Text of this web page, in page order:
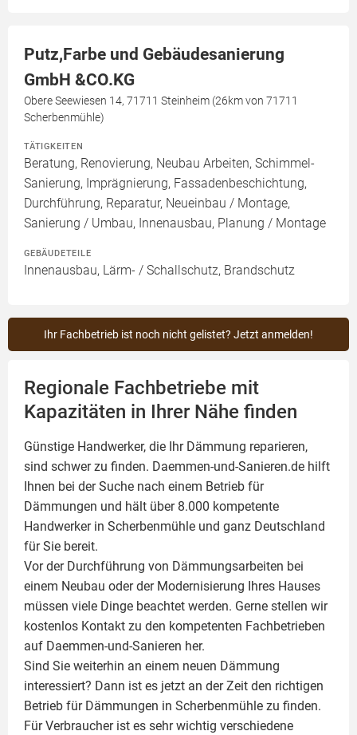
Putz,Farbe und Gebäudesanierung
GmbH &CO.KG
Obere Seewiesen 14, 71711 Steinheim (26km von 71711
Scherbenmühle)
TÄTIGKEITEN
Beratung, Renovierung, Neubau Arbeiten, Schimmel-
Sanierung, Imprägnierung, Fassadenbeschichtung,
Durchführung, Reparatur, Neueinbau / Montage,
Sanierung / Umbau, Innenausbau, Planung / Montage
GEBÄUDETEILE
Innenausbau, Lärm- / Schallschutz, Brandschutz
Ihr Fachbetrieb ist noch nicht gelistet? Jetzt anmelden!
Regionale Fachbetriebe mit
Kapazitäten in Ihrer Nähe finden
Günstige Handwerker, die Ihr Dämmung reparieren,
sind schwer zu finden. Daemmen-und-Sanieren.de hilft
Ihnen bei der Suche nach einem Betrieb für
Dämmungen und hält über 8.000 kompetente
Handwerker in Scherbenmühle und ganz Deutschland
für Sie bereit.
Vor der Durchführung von Dämmungsarbeiten bei
einem Neubau oder der Modernisierung Ihres Hauses
müssen viele Dinge beachtet werden. Gerne stellen wir
kostenlos Kontakt zu den kompetenten Fachbetrieben
auf Daemmen-und-Sanieren her.
Sind Sie weiterhin an einem neuen Dämmung
interessiert? Dann ist es jetzt an der Zeit den richtigen
Betrieb für Dämmungen in Scherbenmühle zu finden.
Für Verbraucher ist es sehr wichtig verschiedene